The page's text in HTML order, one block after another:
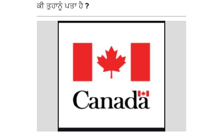
ਕੀ ਤੁਹਾਨੂੰ ਪਤਾ ਹੈ ?